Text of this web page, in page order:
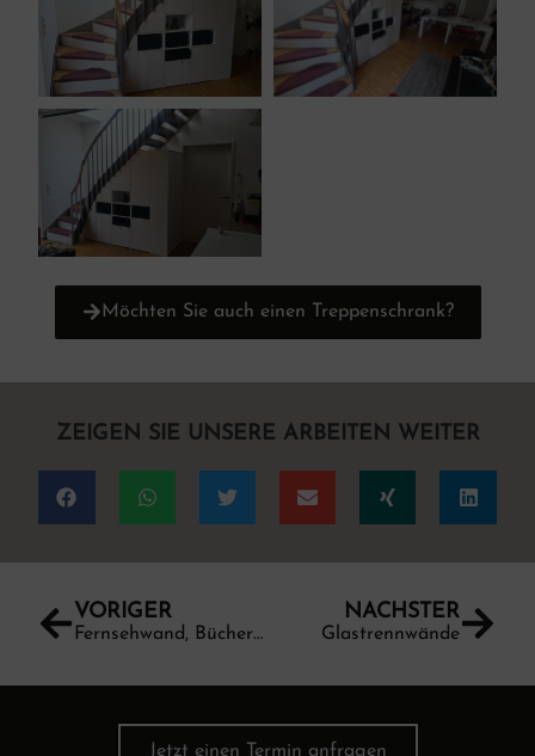
Möchten Sie auch einen Treppenschrank?
ZEIGEN SIE UNSERE ARBEITEN WEITER
VORIGER
Fernsehwand, Bücherregal & Einbauküche
NÄCHSTER
Glastrennwände
Jetzt einen Termin anfragen